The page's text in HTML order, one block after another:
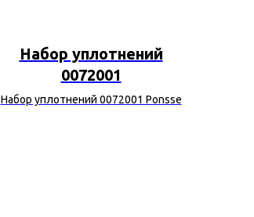
Набор уплотнений
0072001
Набор уплотнений 0072001 Ponsse